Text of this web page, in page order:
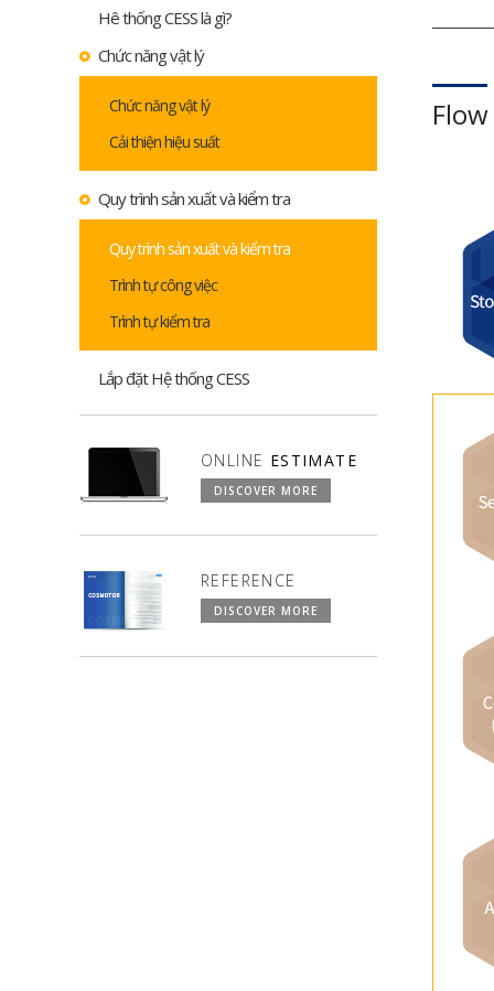
Hê thống CESS là gì?
Chức năng vật lý
Chức năng vật lý
Cải thiện hiệu suất
Quy trình sản xuất và kiểm tra
Quy trình sản xuất và kiểm tra
Trình tự công việc
Trình tự kiểm tra
Lắp đặt Hệ thống CESS
ONLINE ESTIMATE
DISCOVER MORE
REFERENCE
DISCOVER MORE